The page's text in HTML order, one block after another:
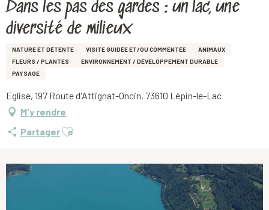
Dans les pas des gardes : un lac, une
diversité de milieux
NATURE ET DÉTENTE VISITE GUIDÉE ET/OU COMMENTÉE
ANIMAUX
FLEURS / PLANTES
ENVIRONNEMENT / DÉVELOPPEMENT DURABLE
PAYSAGE
Eglise, 197 Route d'Attignat-Oncin, 73610 Lépin-le-Lac
M'y rendre
PartagerAjouter aux favoris